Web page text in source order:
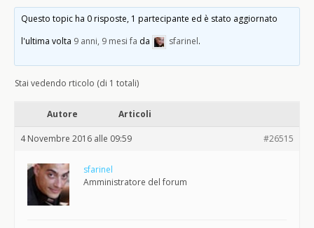
Questo topic ha 0 risposte, 1 partecipante ed è stato aggiornato
l'ultima volta 9 anni, 9 mesi fa da sfarinel.
Stai vedendo rticolo (di 1 totali)
Autore Articoli
4 Novembre 2016 alle 09:59 #26515
sfarinel
Amministratore del forum